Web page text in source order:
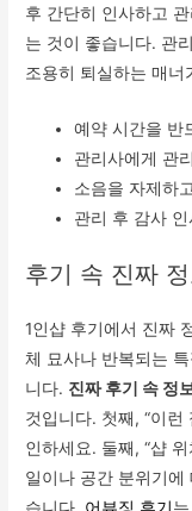
후 간단히 인사하고
는 것이 좋습니다. 관
조용히 퇴실하는 매너
예약 시간을 반
관리사에게 관
소음을 자제하
관리 후 감사
후기 속 진짜
1인샵 후기에서 진짜
체 묘사나 반복되는
니다. 진짜 후기 속 정
것입니다. 첫째, “이
인하세요. 둘째, “샵
일이나 공간 분위기에